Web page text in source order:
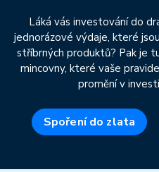
Láká vás investování do
jednorázové výdaje, které
stříbrných produktů? Pak je
mincovny, které vaše
promění v
Spoření do zlata